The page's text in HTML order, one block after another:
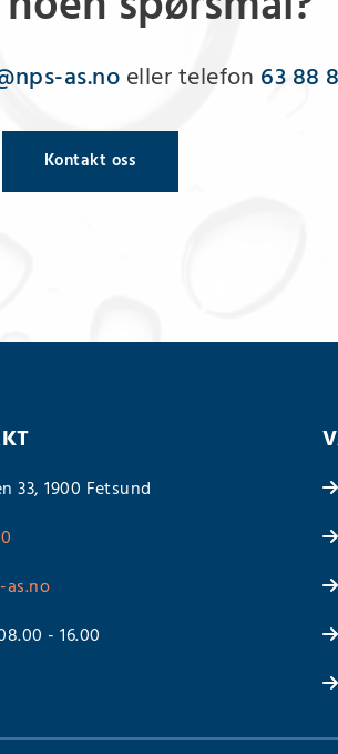
as.noeller telefon 63 88
Kontakt oss
33, 1900 Fetsund
as.no
- 16.00




